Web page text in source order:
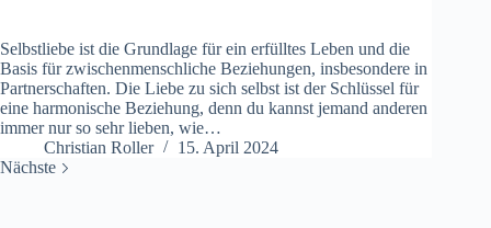
Selbstliebe ist die Grundlage für ein erfülltes Leben und die
Basis für zwischenmenschliche Beziehungen, insbesondere in
Partnerschaften. Die Liebe zu sich selbst ist der Schlüssel für
eine harmonische Beziehung, denn du kannst jemand anderen
immer nur so sehr lieben, wie…
Christian Roller
15. April 2024
Nächste